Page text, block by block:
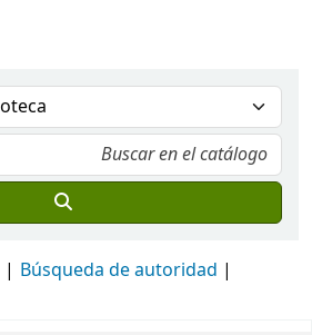
Búsqueda de autoridad